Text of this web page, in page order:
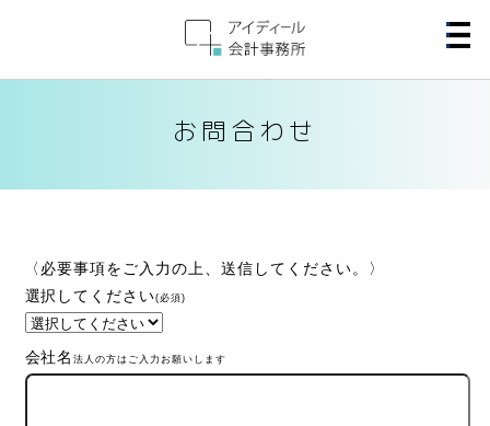
お問合わせ
〈必要事項をご入力の上、送信してください。〉
選択してください(必須)
会社名法人の方はご入力お願いします